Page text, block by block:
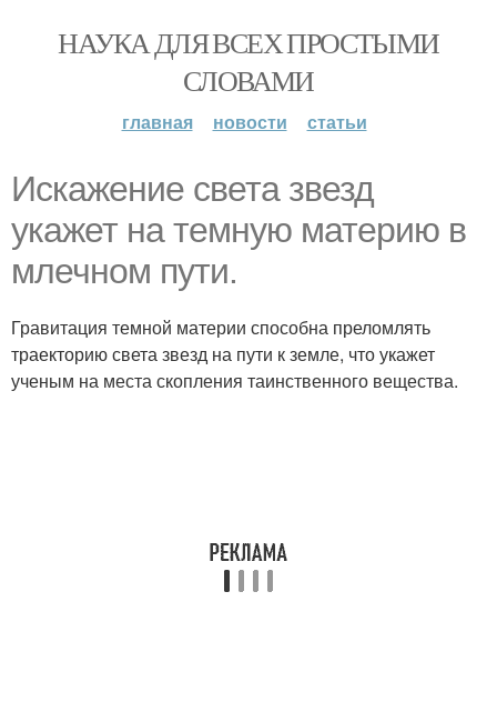
НАУКА ДЛЯ ВСЕХ ПРОСТЫМИ
СЛОВАМИ
главная новости статьи
Искажение света звезд
укажет на темную материю в
млечном пути.
Гравитация темной материи способна преломлять
траекторию света звезд на пути к земле, что укажет
ученым на места скопления таинственного вещества.